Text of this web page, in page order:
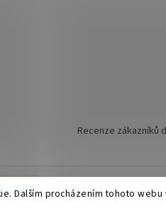
Dalším procházením tohoto webu
Recenze zákazníků